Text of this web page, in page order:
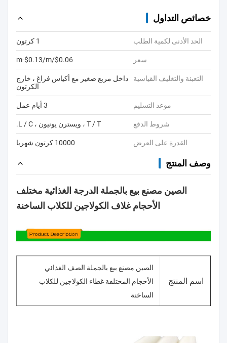
خصائص التداول
الحد الأدنى لكمية الطلب 1 كرتون
سعر $0.06/m-$0.13/m
التعبئة والتغليف القياسية
داخل مربع صغير مع أكياس فراغ ، خارج
الكرتون
موعد التسليم 3 أيام عمل
شروط الدفع T / T ، ويسترن يونيون ، L / C.
القدرة على العرض 10000 كرتون شهريا
وصف المنتج
الصين مصنع بيع بالجملة الدرجة الغذائية مختلف
الأحجام غلاف الكولاجين للكلاب الساخنة
اسم المنتج
الصين مصنع بيع بالجملة الصف الغذائي
الأحجام المختلفة غطاء الكولاجين للكلاب
الساخنة